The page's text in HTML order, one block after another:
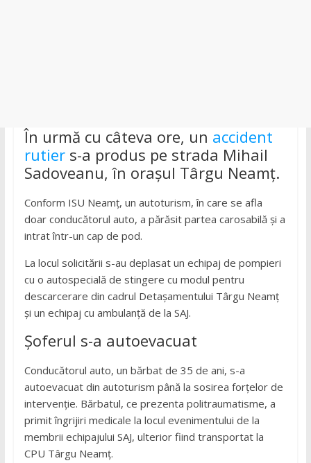
În urmă cu câteva ore, un accident
rutiers-a produs pe strada Mihail
Sadoveanu, în orașul Târgu Neamț.
Conform ISU Neamț, un autoturism, în care se afla
doar conducătorul auto, a părăsit partea carosabilă și a
intrat într-un cap de pod.
La locul solicitării s-au deplasat un echipaj de pompieri
cu o autospecială de stingere cu modul pentru
descarcerare din cadrul Detașamentului Târgu Neamț
și un echipaj cu ambulanță de la SAJ.
Șoferul s-a autoevacuat
Conducătorul auto, un bărbat de 35 de ani, s-a
autoevacuat din autoturism până la sosirea forțelor de
intervenție. Bărbatul, ce prezenta politraumatisme, a
primit îngrijiri medicale la locul evenimentului de la
membrii echipajului SAJ, ulterior fiind transportat la
CPU Târgu Neamț.